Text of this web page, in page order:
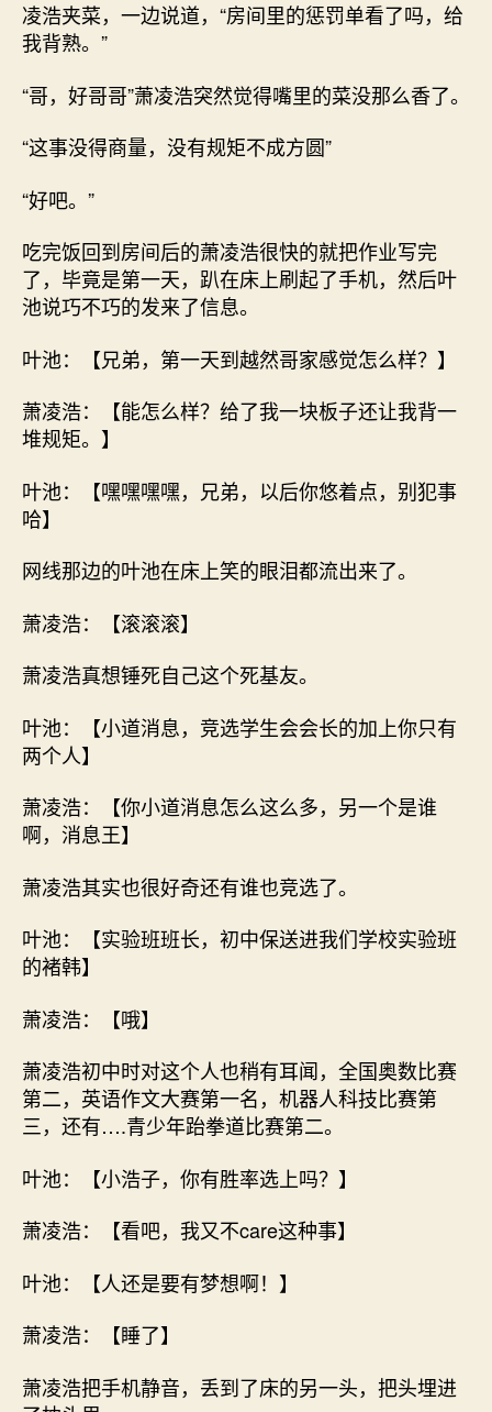
凌浩夹菜，一边说道，“房间里的惩罚单看了吗，给
我背熟。”
“哥，好哥哥”萧凌浩突然觉得嘴里的菜没那么香了。
“这事没得商量，没有规矩不成方圆”
“好吧。”
吃完饭回到房间后的萧凌浩很快的就把作业写完
了，毕竟是第一天，趴在床上刷起了手机，然后叶
池说巧不巧的发来了信息。
叶池：【兄弟，第一天到越然哥家感觉怎么样？】
萧凌浩：【能怎么样？给了我一块板子还让我背一
堆规矩。】
叶池：【嘿嘿嘿嘿，兄弟，以后你悠着点，别犯事
哈】
网线那边的叶池在床上笑的眼泪都流出来了。
萧凌浩：【滚滚滚】
萧凌浩真想锤死自己这个死基友。
叶池：【小道消息，竞选学生会会长的加上你只有
两个人】
萧凌浩：【你小道消息怎么这么多，另一个是谁
啊，消息王】
萧凌浩其实也很好奇还有谁也竞选了。
叶池：【实验班班长，初中保送进我们学校实验班
的褚韩】
萧凌浩：【哦】
萧凌浩初中时对这个人也稍有耳闻，全国奥数比赛
第二，英语作文大赛第一名，机器人科技比赛第
三，还有….青少年跆拳道比赛第二。
叶池：【小浩子，你有胜率选上吗？】
萧凌浩：【看吧，我又不care这种事】
叶池：【人还是要有梦想啊！】
萧凌浩：【睡了】
萧凌浩把手机静音，丢到了床的另一头，把头埋进